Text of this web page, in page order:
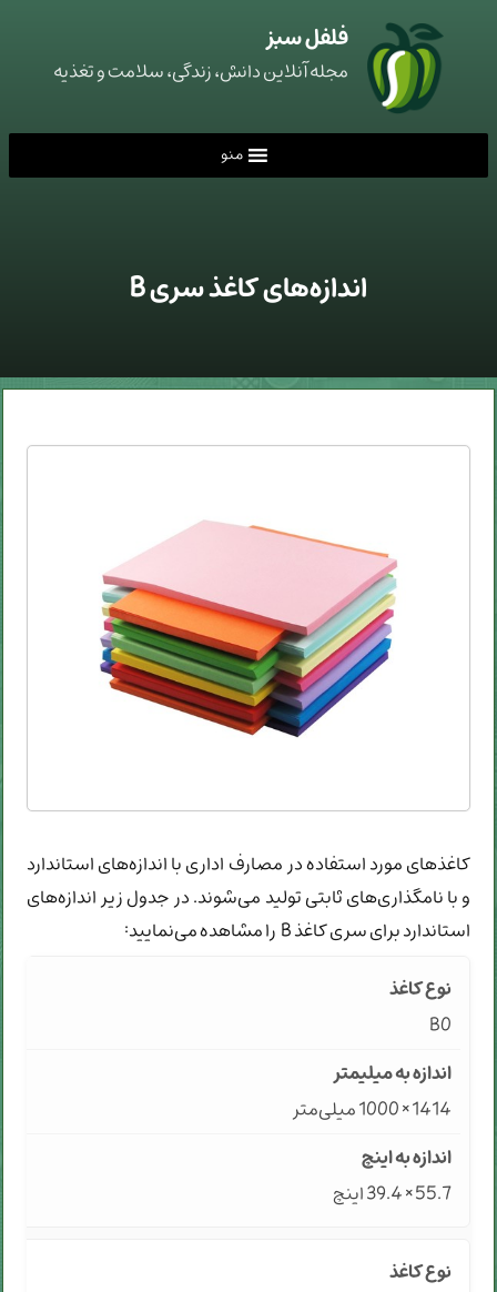
فلفل سبز
مجله آنلاین دانش، زندگی، سلامت و تغذیه
منو
اندازه‌های کاغذ سری B
کاغذهای مورد استفاده در مصارف اداری با اندازه‌های استاندارد
و با نامگذار‌ی‌های ثابتی تولید می‌شوند. در جدول زیر اندازه‌های
استاندارد برای سری کاغذ B را مشاهده می‌نمایید:
B0
1414 × 1000 میلی‌متر
55.7 × 39.4 اینچ